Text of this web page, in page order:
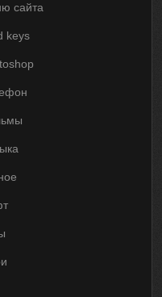
сайта
keys